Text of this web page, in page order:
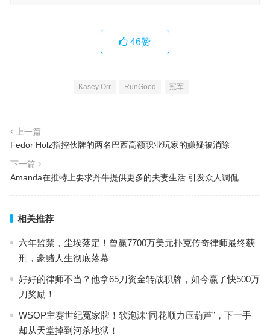
46赞
Kasey Orr RunGood 冠军
上一篇
Fedor Holz指控伙牌的两名巴西高额职业玩家的嫌疑被消除
下一篇
Amanda在推特上要求丹牛提供更多的夫妻生活 引发众人调侃
相关推荐
六年监禁，尘埃落定！曾赢7700万美元扑克传奇律师最终获
刑，豪赌人生彻底落幕
好好的律师不当？他拿65刀资金转战职牌，如今赢了快500万
刀奖励！
WSOP主赛世纪冤家牌！软泡沫“同花顺力压葫芦”，下一手
却从天堂掉到河杀地狱！